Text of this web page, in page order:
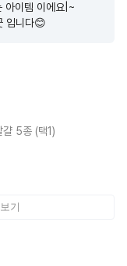
아이템 이에요|~
입니다😊
걀 5종 (택1)
기